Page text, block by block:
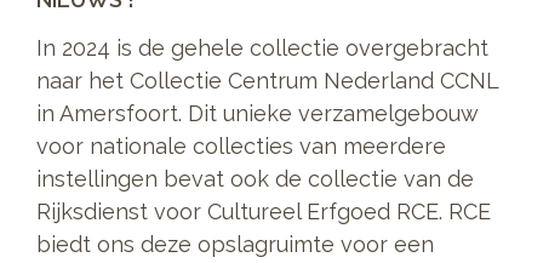
In 2024 is de gehele collectie overgebracht
naar het Collectie Centrum Nederland CCNL
in Amersfoort. Dit unieke verzamelgebouw
voor nationale collecties van meerdere
instellingen bevat ook de collectie van de
Rijksdienst voor Cultureel Erfgoed RCE. RCE
biedt ons deze opslagruimte voor een